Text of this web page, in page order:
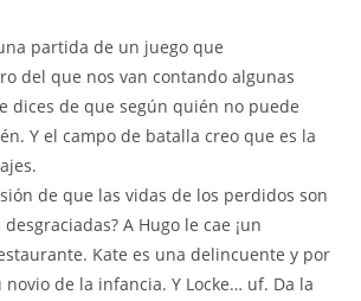
partida de un juego que
del que nos van contando algunas
dices de que según quién no puede
Y el campo de batalla creo que es la
de que las vidas de los perdidos son
A Hugo le cae ¡un
Kate es una delincuente y por
de la infancia. Y Locke… uf. Da la